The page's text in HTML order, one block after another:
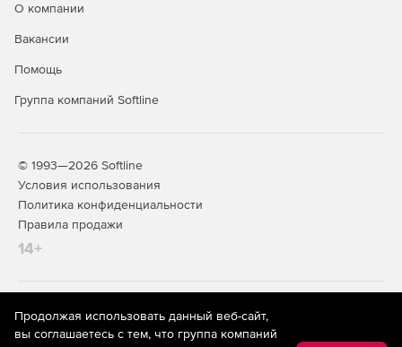
О компании
Вакансии
Помощь
Группа компаний Softline
© 1993—2026 Softline
Условия использования
Политика конфиденциальности
Правила продажи
14+
На информационном ресурсе store.softline.ru применяются
рекомендательные технологии
(информационные технологии
предоставления информации на основе сбора,
Продолжая использовать данный веб-сайт,
вы соглашаетесь с тем, что группа компаний